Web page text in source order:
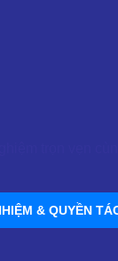
& QUYỀN